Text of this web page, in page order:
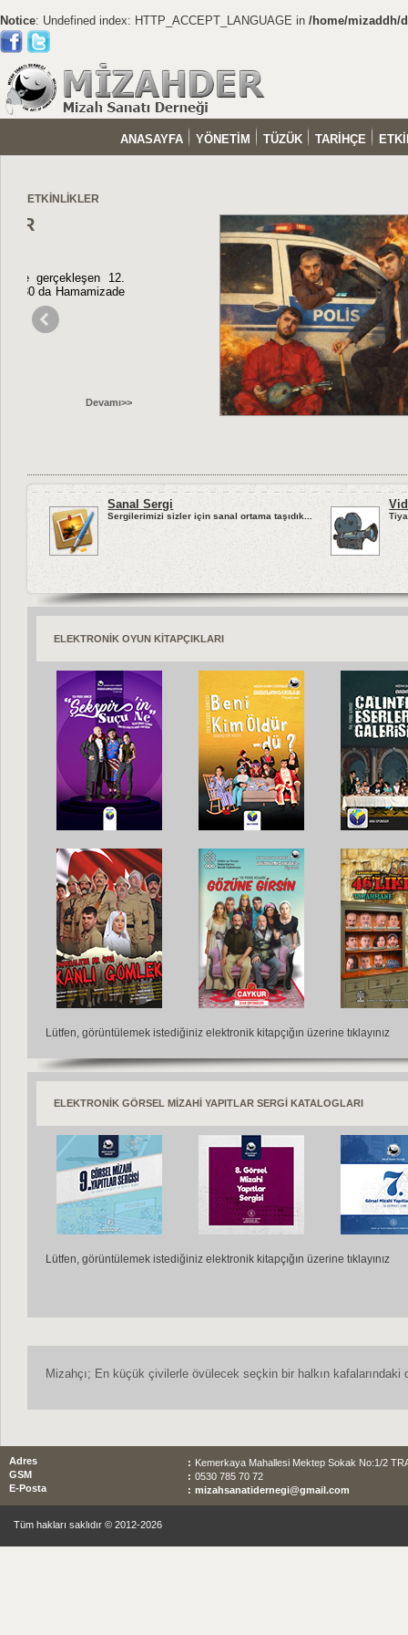
Notice: Undefined index: HTTP_ACCEPT_LANGUAGE in /home/mizaddh/
ANASAYFA YÖNETİM TÜZÜK TARİHÇE
ETKİNLİKLER
HER
Mizah
Adnan
Durmuş,
seyircisiyle
Sanal Sergi
Sergilerimizi sizler için sanal ortama taşıdık...
ELEKTRONİK OYUN KİTAPÇIKLARI
Lütfen, görüntülemek istediğiniz elektronik kitapçığın üzerine tıklayınız
ELEKTRONİK GÖRSEL MİZAHİ YAPITLAR SERGİ KATALOGLARI
Lütfen, görüntülemek istediğiniz elektronik kitapçığın üzerine tıklayınız
Mizahçı; En küçük çivilerle övülecek seçkin bir halkın
Adres : Kemerkaya Mahallesi Mektep Sokak No:1/2
GSM
: 0530 785 70 72
E-Posta
: mizahsanatidernegi@gmail.com
Tüm hakları saklıdır © 2012-2026